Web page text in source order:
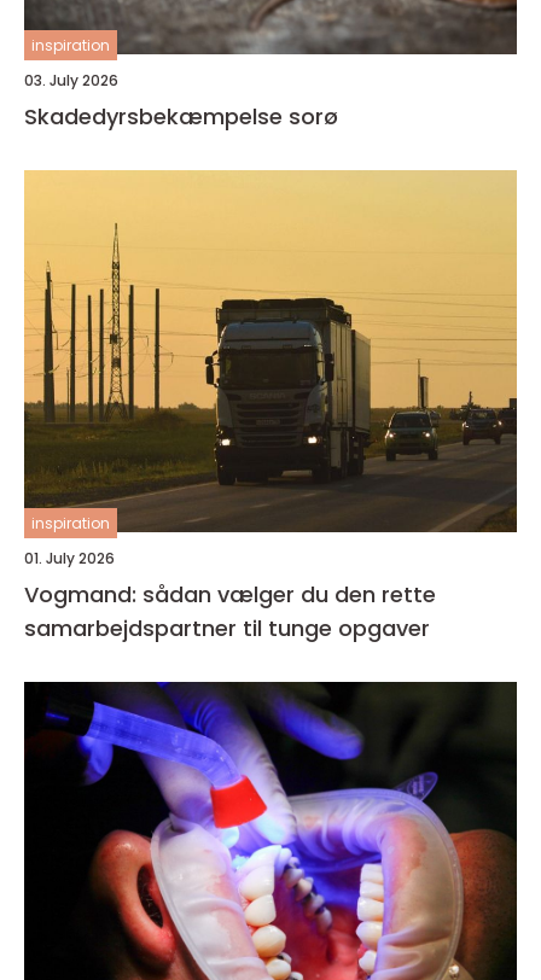
inspiration
03. July 2026
Skadedyrsbekæmpelse sorø
inspiration
01. July 2026
Vogmand: sådan vælger du den rette
samarbejdspartner til tunge opgaver